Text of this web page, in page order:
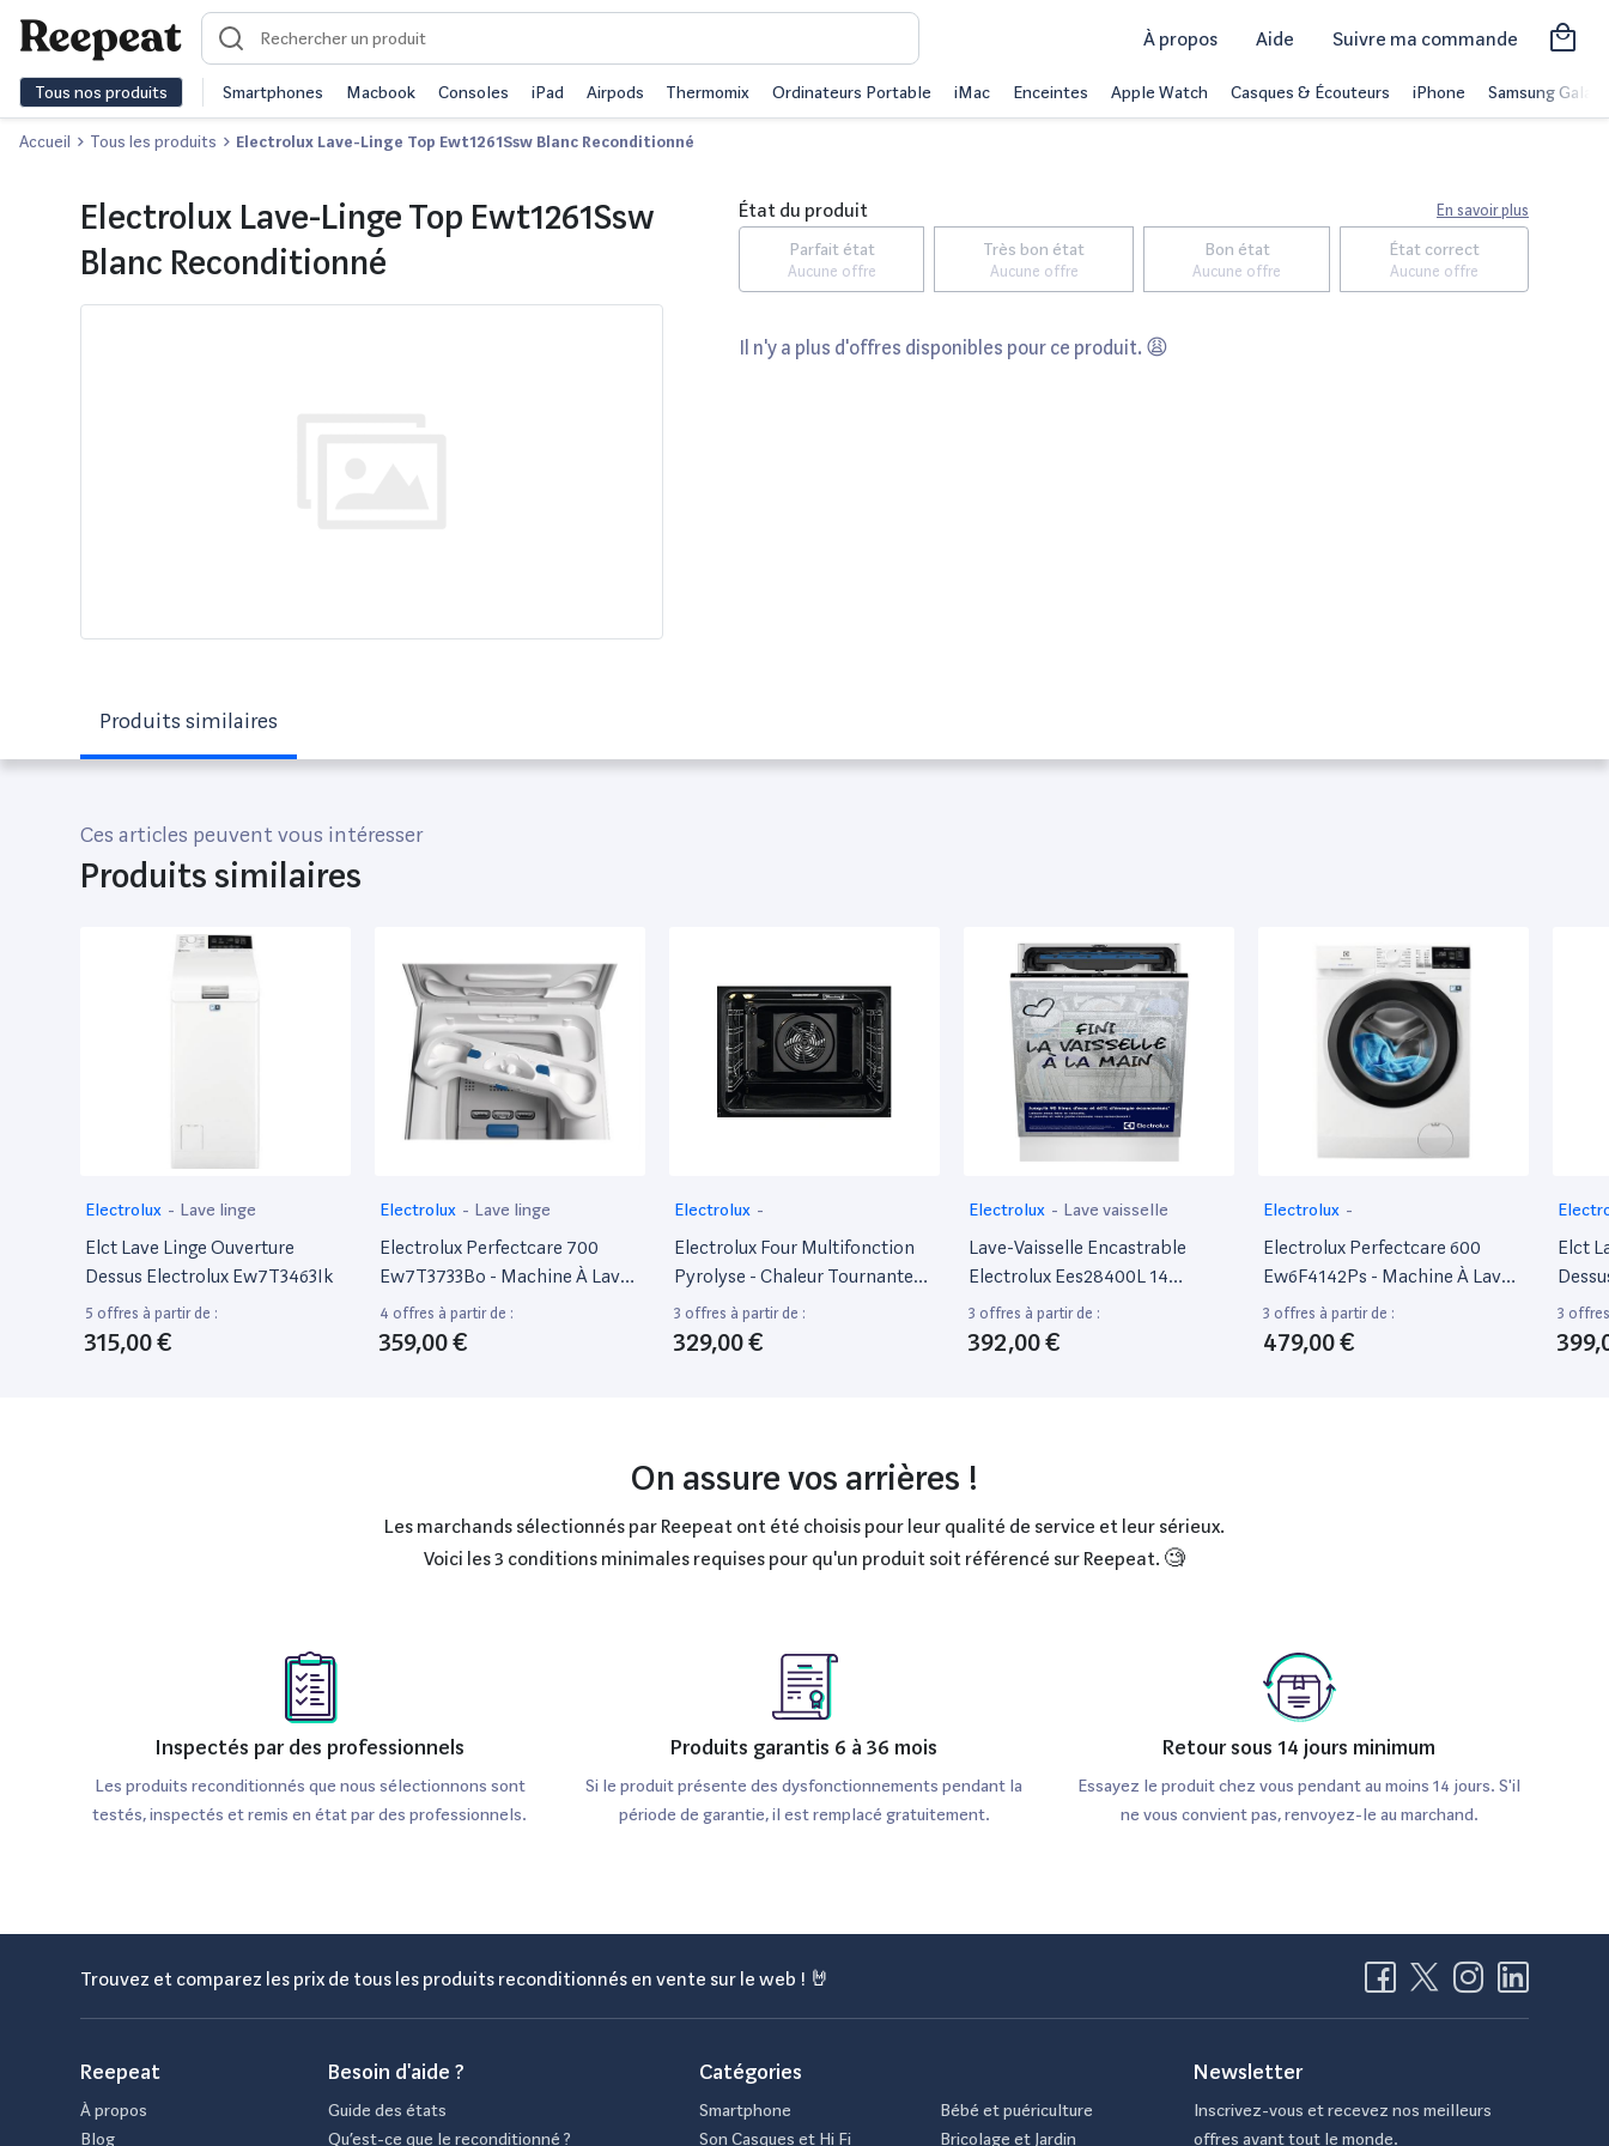
À propos Aide Suivre ma commande
Tous nos produits Smartphones Macbook Consoles iPad Airpods Thermomix Ordinateurs Portable iMac Enceintes Apple Watch Casques & Écouteurs iPhone Samsung Galaxy
Accueil Tous les produits Electrolux Lave-Linge Top Ewt1261Ssw Blanc Reconditionné
Electrolux Lave-Linge Top Ewt1261Ssw
Blanc Reconditionné
État du produit En savoir plus
Parfait état
Aucune offre
Très bon état
Aucune offre
Bon état
Aucune offre
État correct
Aucune offre
Il n'y a plus d'offres disponibles pour ce produit. 😩
Produits similaires
Ces articles peuvent vous intéresser
Produits similaires
Electrolux - Lave linge
Elct Lave Linge Ouverture
Dessus Electrolux Ew7T3463Ik
5 offres à partir de :
315,00 €
Electrolux - Lave linge
Electrolux Perfectcare 700
Ew7T3733Bo - Machine À Laver
- Largeur : 39.7 Cm - Profondeur
: 60 Cm - Hauteur : 89 Cm -
Chargement Par Le Dessus - 42
4 offres à partir de :
359,00 €
Electrolux -
Electrolux Four Multifonction
Pyrolyse - Chaleur Tournante
Pulsée - Eof6P46Z - Noir - Porte
Froide - L67 X L63,5 X H65,4Cm
3 offres à partir de :
329,00 €
Electrolux - Lave vaisselle
Lave-Vaisselle Encastrable
Electrolux Ees28400L 14
Couverts Blanc
3 offres à partir de :
392,00 €
Electrolux -
Electrolux Perfectcare 600
Ew6F4142Ps - Machine À Laver
- Largeur : 60 Cm - Profondeur :
66 Cm - Hauteur : 85 Cm -
Chargement Frontal - 68 Litres
3 offres à partir de :
479,00 €
Elct
700
3
On assure vos arrières !
Les marchands sélectionnés par Reepeat ont été choisis pour leur qualité de service et leur sérieux.
Voici les 3 conditions minimales requises pour qu'un produit soit référencé sur Reepeat. 🧐
Inspectés par des professionnels
Les produits reconditionnés que nous sélectionnons sont
testés, inspectés et remis en état par des professionnels.
Produits garantis 6 à 36 mois
Si le produit présente des dysfonctionnements pendant la
période de garantie, il est remplacé gratuitement.
Retour sous 14 jours minimum
Essayez le produit chez vous pendant au moins 14 jours. S'il
ne vous convient pas, renvoyez-le au marchand.
Trouvez et comparez les prix de tous les produits reconditionnés en vente sur le web ! 🤘
Reepeat
À propos
Blog
Besoin d'aide ?
Guide des états
Qu’est-ce que le reconditionné ?
Catégories
Smartphone
Son Casques et Hi Fi
Bébé et puériculture
Bricolage et Jardin
Newsletter
Inscrivez-vous et recevez nos meilleurs
offres avant tout le monde.